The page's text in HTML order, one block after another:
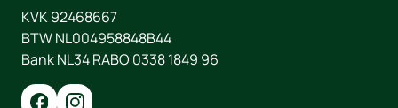
KVK 92468667
BTW NL004958848B44
Bank NL34 RABO 0338 1849 96